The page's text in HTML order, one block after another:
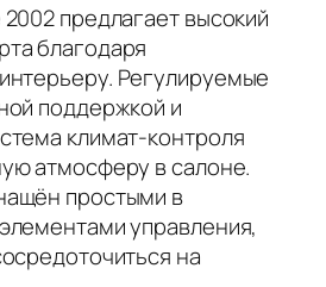
предлагает высокий
благодаря
Регулируемые
поддержкой и
климат-контроля
атмосферу в салоне.
простыми в
управления,
на